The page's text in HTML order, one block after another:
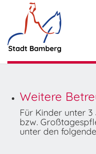
Weitere
Für Kinder unter
bzw.
unter den